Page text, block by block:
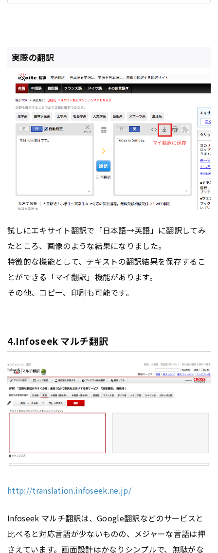
実際の翻訳
試しにエキサイト翻訳で「日本語→英語」に翻訳してみ
たところ、画像のような結果になりました。
特徴的な機能として、 テキストの翻訳結果を保存するこ
とができる「マイ翻訳」機能があります。
その他、コピー、印刷も可能です。
4.Infoseek マルチ翻訳
http://translation.infoseek.ne.jp/
Infoseek マルチ翻訳は、Google翻訳などのサービスと
比べると対応言語が少ないものの、メジャーな言語は押
さえています。画面設計はかなりシンプルで、無駄がな